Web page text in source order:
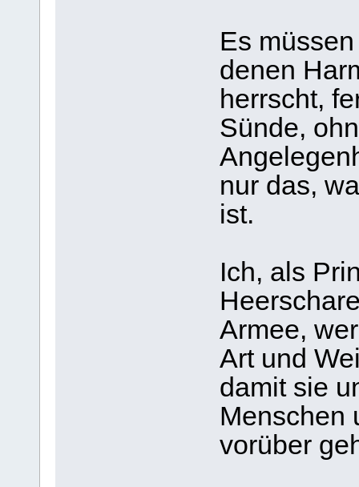
Es
denen
herrscht,
Sünde,
nur das,
ist.
Ich, als
Armee,
Art und
damit sie
Menschen
vorüber